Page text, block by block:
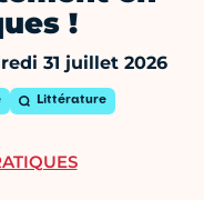
!
31 juillet 2026
Littérature